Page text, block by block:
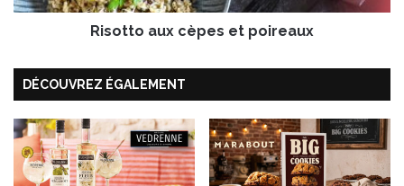
d
m
a
g
e
u
u
è
e
s
e
p
Risotto aux cèpes et poireaux
DÉCOUVREZ ÉGALEMENT